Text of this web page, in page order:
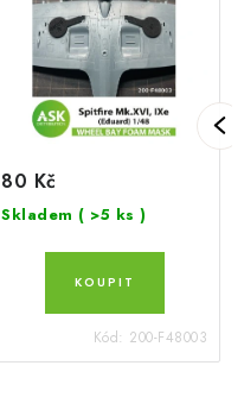
80 Kč
Skladem ( >5 ks )
Kód: 200-F48003